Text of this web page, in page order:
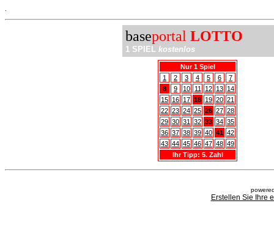
baseportal LOTTO
1 SPIEL kostenlos
Nur 1 Spiel
1
2 3 4 5 6
7
8
9 10 11 12 13 14
15 16 17 18 19 20 21
22 23 24 25 26 27 28
29 30 31 32 33 34 35
36 37 38 39 40 41 42
43 44 45 46 47 48 49
Ihr Tipp: 5. Zahl
Erstellen Sie Ihre